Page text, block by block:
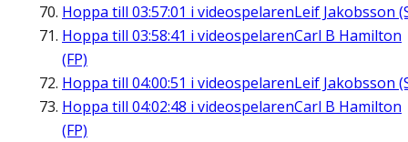
Hoppa till 03:57:01 i videospelarenLeif Jakobsson
Hoppa till 03:58:41 i videospelarenCarl B Hamilton
(FP)
Hoppa till 04:00:51 i videospelarenLeif Jakobsson
Hoppa till 04:02:48 i videospelarenCarl B Hamilton
(FP)